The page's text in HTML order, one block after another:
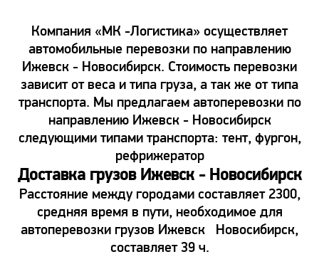
Компания «МК -Логистика» осуществляет
автомобильные перевозки по направлению
Ижевск - Новосибирск. Стоимость перевозки
зависит от веса и типа груза, а так же от типа
транспорта. Мы предлагаем автоперевозки по
направлению Ижевск - Новосибирск
следующими типами транспорта: тент, фургон,
рефрижератор
Доставка грузов Ижевск - Новосибирск
Расстояние между городами составляет 2300,
средняя время в пути, необходимое для
автоперевозки грузов Ижевск Новосибирск,
составляет 39 ч.